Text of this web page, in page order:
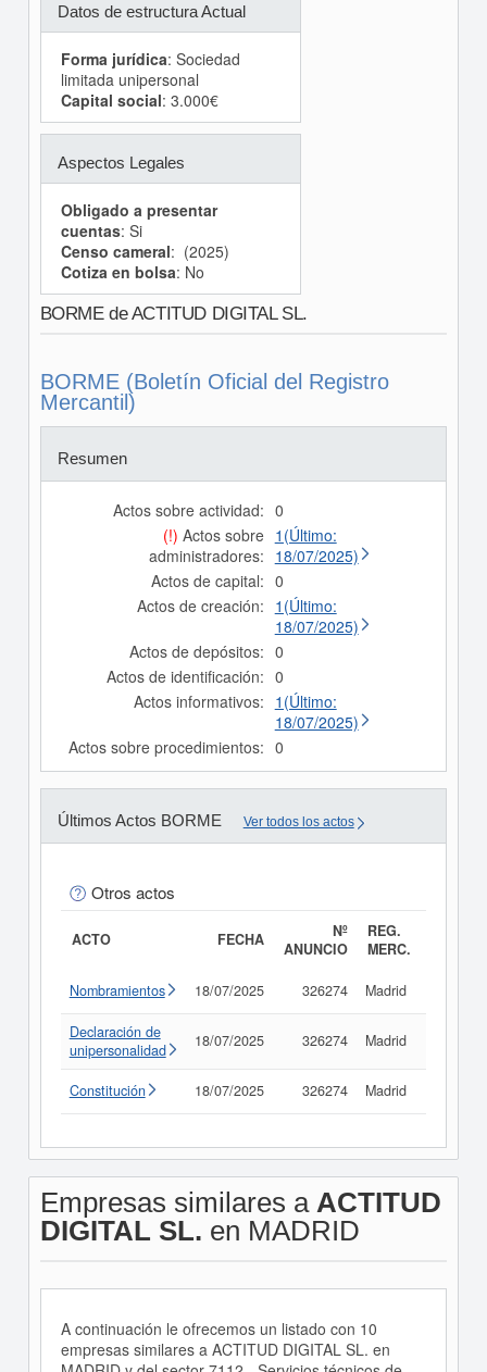
Datos de estructura Actual
Forma jurídica: Sociedad
limitada unipersonal
Capital social: 3.000€
Aspectos Legales
Obligado a presentar
cuentas: Si
Censo cameral: (2025)
Cotiza en bolsa: No
BORME de ACTITUD DIGITAL SL.
BORME (Boletín Oficial del Registro
Mercantil)
Resumen
Actos sobre actividad: 0
(!) Actos sobre
administradores:
1(Último:
18/07/2025)
Actos de capital: 0
Actos de creación: 1(Último:
18/07/2025)
Actos de depósitos: 0
Actos de identificación: 0
Actos informativos: 1(Último:
18/07/2025)
Actos sobre procedimientos: 0
Últimos Actos BORME Ver todos los actos
Otros actos
ACTO FECHA
Nº
ANUNCIO
REG.
MERC.
Nombramientos 18/07/2025 326274 Madrid
Declaración de
unipersonalidad
18/07/2025 326274 Madrid
Constitución 18/07/2025 326274 Madrid
Empresas similares a ACTITUD
DIGITAL SL. en MADRID
A continuación le ofrecemos un listado con 10
empresas similares a ACTITUD DIGITAL SL. en